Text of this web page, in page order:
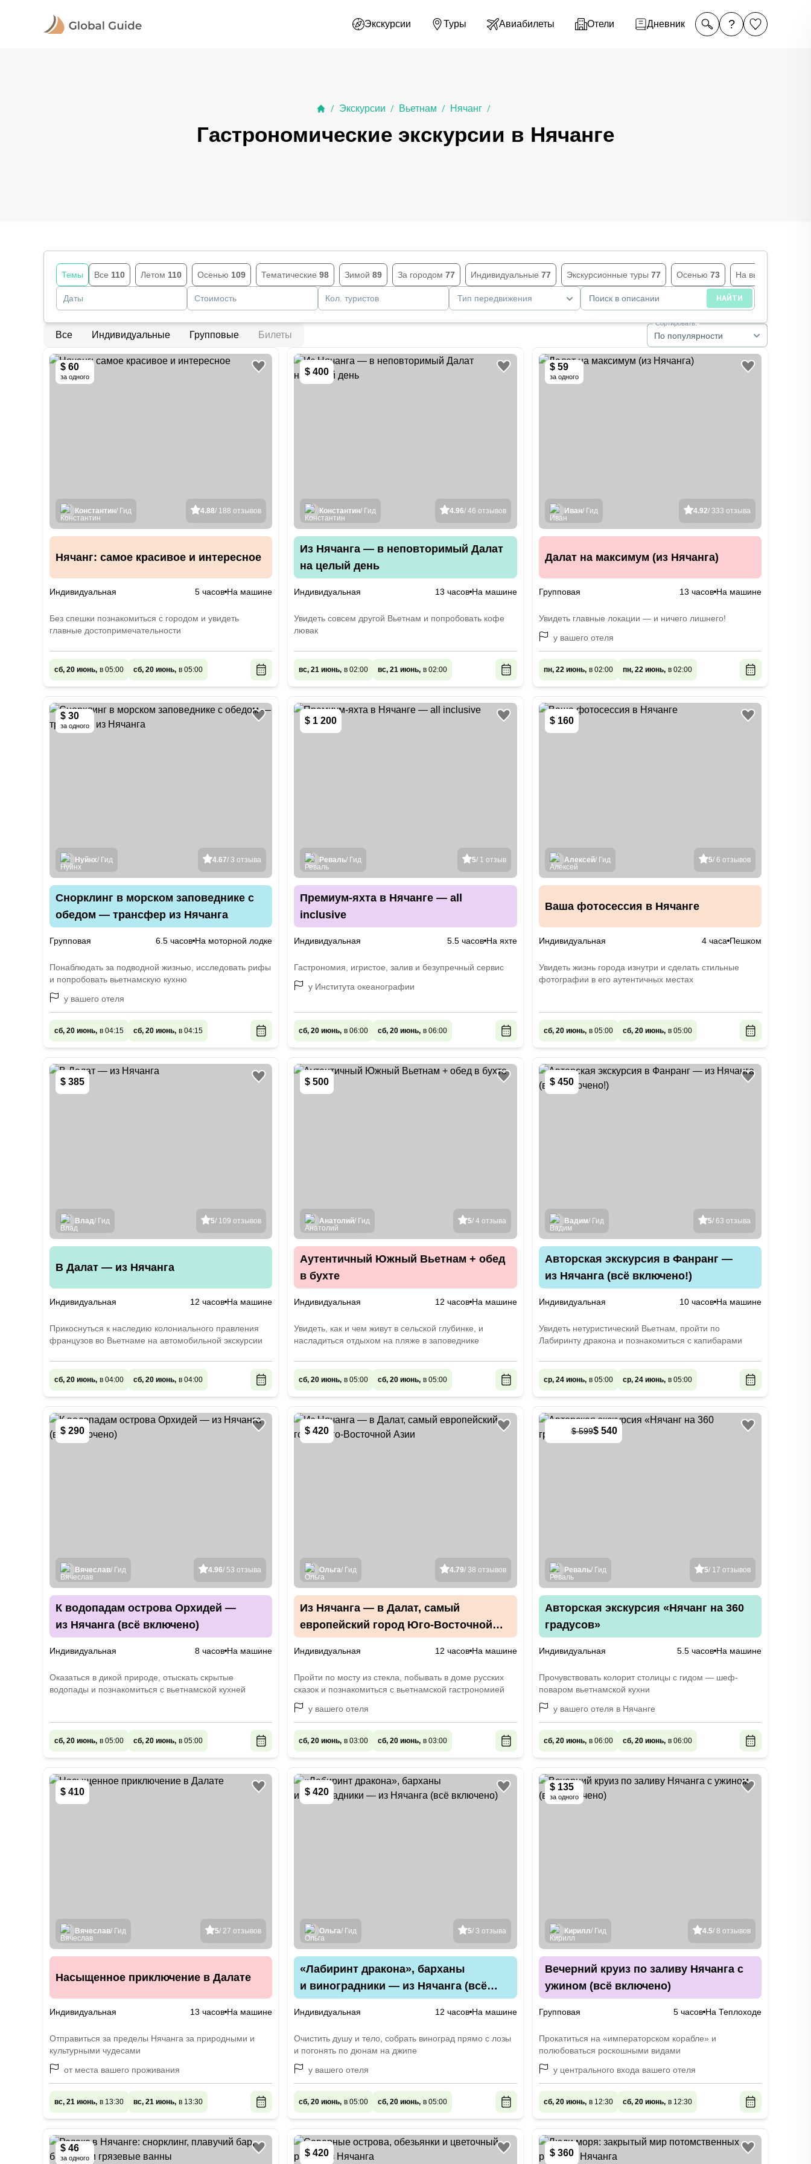
Экскурсии Туры Авиабилеты Отели Дневник ?
/ Экскурсии / Вьетнам / Нячанг /
Гастрономические экскурсии в Нячанге
Темы Все 110 Летом 110 Осенью 109 Тематические 98 Зимой 89 За городом 77 Индивидуальные 77 Экскурсионные туры 77 Осенью 73 На выходные
Даты Стоимость Кол. туристов Тип передвижения Поиск в описании НАЙТИ
Все Индивидуальные Групповые Билеты По популярности
Сортировать:
$ 60
за одного
4.88/ 188 отзывов
Константин/ Гид
Нячанг: самое красивое и интересное
Индивидуальная 5 часов На машине
Без спешки познакомиться с городом и увидеть
главные достопримечательности
сб, 20 июнь, в 05:00 сб, 20 июнь, в 05:00
$ 400
4.96/ 46 отзывов
Константин/ Гид
Из Нячанга — в неповторимый Далат
на целый день
Индивидуальная 13 часов На машине
Увидеть совсем другой Вьетнам и попробовать кофе
лювак
вс, 21 июнь, в 02:00 вс, 21 июнь, в 02:00
$ 59
за одного
4.92/ 333 отзыва
Иван/ Гид
Далат на максимум (из Нячанга)
Групповая 13 часов На машине
Увидеть главные локации — и ничего лишнего!
у вашего отеля
пн, 22 июнь, в 02:00 пн, 22 июнь, в 02:00
$ 30
за одного
4.67/ 3 отзыва
Нуйнх/ Гид
Снорклинг в морском заповеднике с
обедом — трансфер из Нячанга
Групповая 6.5 часов На моторной лодке
Понаблюдать за подводной жизнью, исследовать рифы
и попробовать вьетнамскую кухню
у вашего отеля
сб, 20 июнь, в 04:15 сб, 20 июнь, в 04:15
$ 1 200
5/ 1 отзыв
Реваль/ Гид
Премиум-яхта в Нячанге — all
inclusive
Индивидуальная 5.5 часов На яхте
Гастрономия, игристое, залив и безупречный сервис
у Института океанографии
сб, 20 июнь, в 06:00 сб, 20 июнь, в 06:00
$ 160
5/ 6 отзывов
Алексей/ Гид
Ваша фотоcессия в Нячанге
Индивидуальная 4 часа Пешком
Увидеть жизнь города изнутри и сделать стильные
фотографии в его аутентичных местах
сб, 20 июнь, в 05:00 сб, 20 июнь, в 05:00
$ 385
5/ 109 отзывов
Влад/ Гид
В Далат — из Нячанга
Индивидуальная 12 часов На машине
Прикоснуться к наследию колониального правления
французов во Вьетнаме на автомобильной экскурсии
сб, 20 июнь, в 04:00 сб, 20 июнь, в 04:00
$ 500
5/ 4 отзыва
Анатолий/ Гид
Аутентичный Южный Вьетнам + обед
в бухте
Индивидуальная 12 часов На машине
Увидеть, как и чем живут в сельской глубинке, и
насладиться отдыхом на пляже в заповеднике
сб, 20 июнь, в 05:00 сб, 20 июнь, в 05:00
$ 450
5/ 63 отзыва
Вадим/ Гид
Авторская экскурсия в Фанранг —
из Нячанга (всё включено!)
Индивидуальная 10 часов На машине
Увидеть нетуристический Вьетнам, пройти по
Лабиринту дракона и познакомиться с капибарами
ср, 24 июнь, в 05:00 ср, 24 июнь, в 05:00
$ 290
4.96/ 53 отзыва
Вячеслав/ Гид
К водопадам острова Орхидей —
из Нячанга (всё включено)
Индивидуальная 8 часов На машине
Оказаться в дикой природе, отыскать скрытые
водопады и познакомиться с вьетнамской кухней
сб, 20 июнь, в 05:00 сб, 20 июнь, в 05:00
$ 420
4.79/ 38 отзывов
Ольга/ Гид
Из Нячанга — в Далат, самый
европейский город Юго-Восточной
Индивидуальная 12 часов На машине
Пройти по мосту из стекла, побывать в доме русских
сказок и познакомиться с вьетнамской гастрономией
у вашего отеля
сб, 20 июнь, в 03:00 сб, 20 июнь, в 03:00
$ 599$ 540
5/ 17 отзывов
Реваль/ Гид
Авторская экскурсия «Нячанг на 360
градусов»
Индивидуальная 5.5 часов На машине
Прочувствовать колорит столицы с гидом — шеф-
поваром вьетнамской кухни
у вашего отеля в Нячанге
сб, 20 июнь, в 06:00 сб, 20 июнь, в 06:00
$ 410
5/ 27 отзывов
Вячеслав/ Гид
Насыщенное приключение в Далате
Индивидуальная 13 часов На машине
Отправиться за пределы Нячанга за природными и
культурными чудесами
от места вашего проживания
вс, 21 июнь, в 13:30 вс, 21 июнь, в 13:30
$ 420
5/ 3 отзыва
Ольга/ Гид
«Лабиринт дракона», барханы
и виноградники — из Нячанга (всё
Индивидуальная 12 часов На машине
Очистить душу и тело, собрать виноград прямо с лозы
и погонять по дюнам на джипе
у вашего отеля
сб, 20 июнь, в 05:00 сб, 20 июнь, в 05:00
$ 135
за одного
4.5/ 8 отзывов
Кирилл/ Гид
Вечерний круиз по заливу Нячанга с
ужином (всё включено)
Групповая 5 часов На Теплоходе
Прокатиться на «императорском корабле» и
полюбоваться роскошными видами
у центрального входа вашего отеля
сб, 20 июнь, в 12:30 сб, 20 июнь, в 12:30
$ 46
за одного $ 420 $ 360